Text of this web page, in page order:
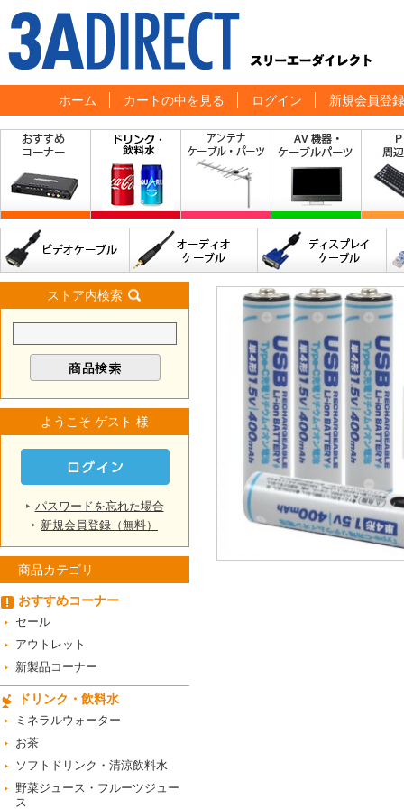
ホーム カートの中を見る ログイン 新規会員登録
ストア内検索
ようこそ ゲスト 様
パスワードを忘れた場合
新規会員登録（無料）
商品カテゴリ
おすすめコーナー
セール
アウトレット
新製品コーナー
ドリンク・飲料水
ミネラルウォーター
お茶
ソフトドリンク・清涼飲料水
野菜ジュース・フルーツジュー
ス